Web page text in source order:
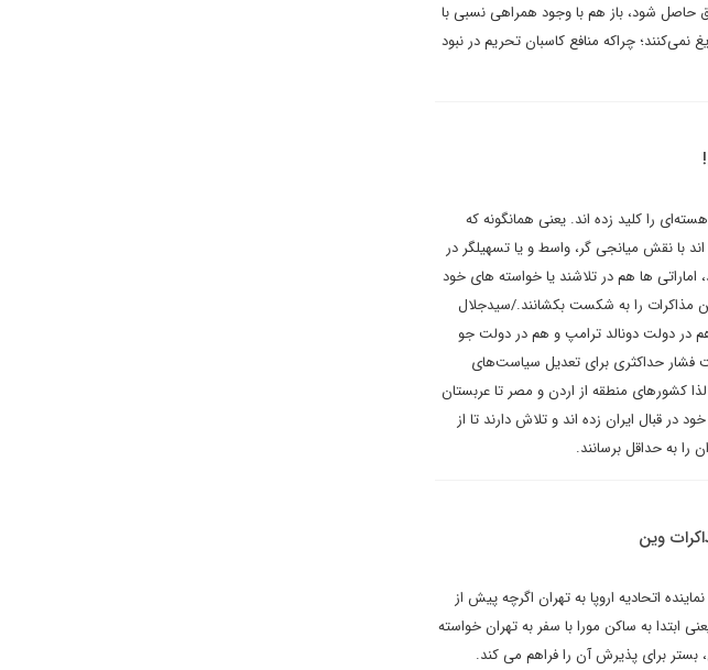
حاصل شود، باز هم با وجود همراهی نسبی با
چراکه منافع کاسبان تحریم در نبود
را کلید زده اند. یعنی همانگونه که
با نقش میانجی گر، واسط و یا تسهیلگر در
ها هم در تلاشند یا خواسته های خود
مذاکرات را به شکست بکشانند./سیدجلال
در دولت دونالد ترامپ و هم در دولت جو
فشار حداکثری برای تعدیل سیاست‌های
کشورهای منطقه از اردن و مصر تا عربستان
قبال ایران زده اند و تلاش دارند تا از
را به حداقل برسانند.
وین
اتحادیه اروپا به تهران اگرچه پیش از
به ساکن مورا با سفر به تهران خواسته
بستر برای پذیرش آن را فراهم می کند.